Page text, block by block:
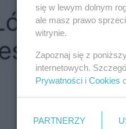
się w lewym dolnym
ale masz prawo
witrynie.
Zapoznaj się z
internetowych.
Prywatności i Cookies
PARTNERZY